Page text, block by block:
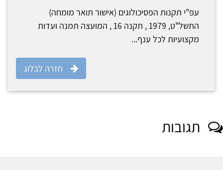
עפ"י תקנות הפסיכולוגים (אישור תואר מומחה)
התשל"ט, 1979 , תקנה 16 , המועצה תמנה ועדות
מקצועיות לכל ענף...
חזרה לבלוג
תגובות